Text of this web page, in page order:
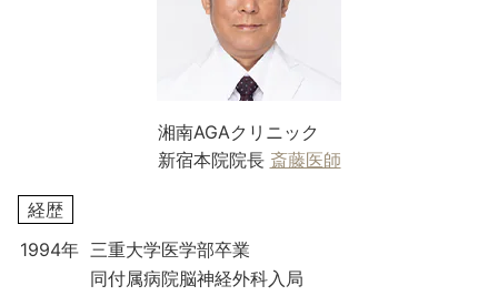
湘南AGAクリニック
新宿本院院長 斎藤医師
経歴
1994年 三重大学医学部卒業
同付属病院脳神経外科入局